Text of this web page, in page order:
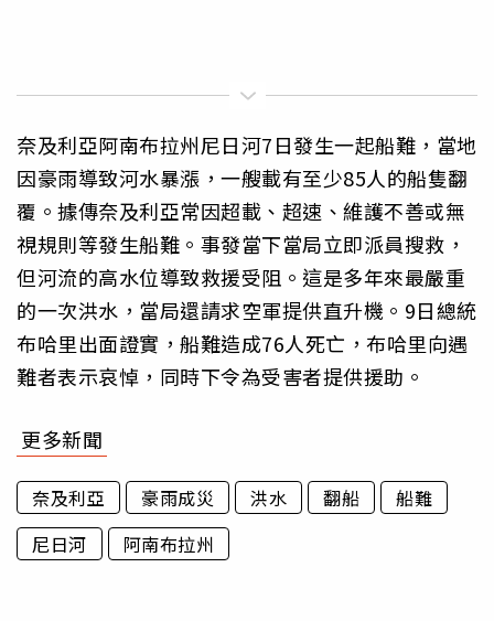
奈及利亞阿南布拉州尼日河7日發生一起船難，當地
因豪雨導致河水暴漲，一艘載有至少85人的船隻翻
覆。據傳奈及利亞常因超載、超速、維護不善或無
視規則等發生船難。事發當下當局立即派員搜救，
但河流的高水位導致救援受阻。這是多年來最嚴重
的一次洪水，當局還請求空軍提供直升機。9日總統
布哈里出面證實，船難造成76人死亡，布哈里向遇
難者表示哀悼，同時下令為受害者提供援助。
更多新聞
奈及利亞 豪雨成災 洪水 翻船
船難
尼日河
阿南布拉州